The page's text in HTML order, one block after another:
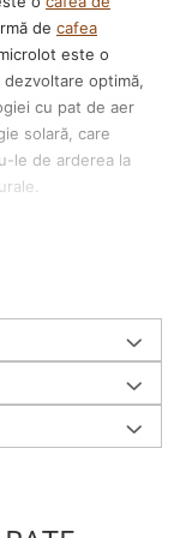
de cafea
este o
optimă,
cu pat de aer
solară, care
le de arderea la
și o aciditate
este calculată
notelor de
negre, vanilie
(mediu-plin),
fiecărei